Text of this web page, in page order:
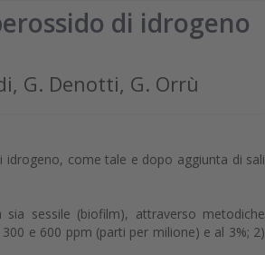
di idrogeno
G. Denotti, G. Orrù
idrogeno, come tale e dopo aggiunta di sali
sessile (biofilm), attraverso metodiche
e 600 ppm (parti per milione) e al 3%; 2)